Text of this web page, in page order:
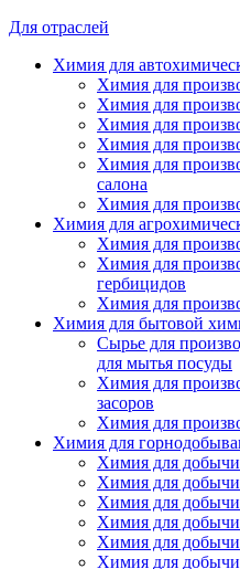
Для отраслей
Химия для
Химия для
Химия для
Химия для
Химия для
Химия для
салона
Химия для
Химия для
Химия для
Химия для
гербицидов
Химия для
Химия для бытовой
Сырье для
для мытья посуды
Химия для
засоров
Химия для
Химия для
Химия для добычи
Химия для добычи
Химия для добычи
Химия для
Химия для добычи
Химия для добычи